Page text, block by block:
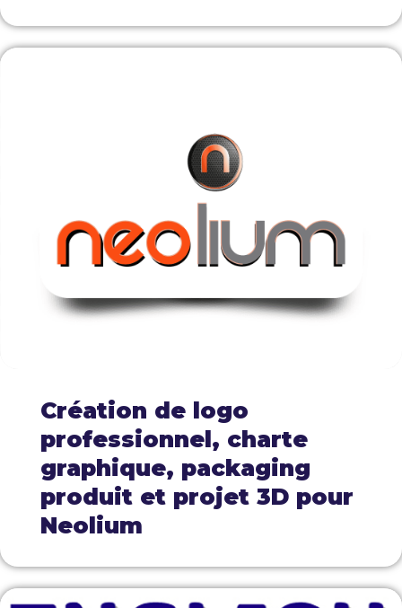
Création de logo
professionnel, charte
graphique, packaging
produit et projet 3D pour
Neolium